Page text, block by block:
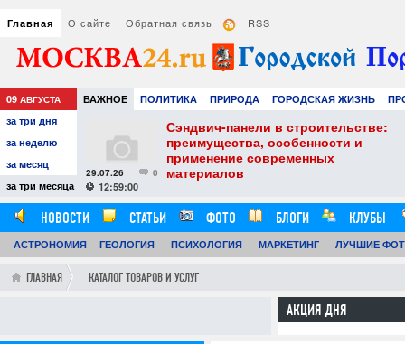
Главная О сайте Обратная связь RSS
09 АВГУСТА ВАЖНОЕ ПОЛИТИКА ПРИРОДА ГОРОДСКАЯ ЖИЗНЬ
ТЕХНОЛОГИИ
за три дня
за неделю
за месяц
за три месяца
советы для
0
29.07.26
12:59:00
Сэндвич-панели в строительстве:
преимущества, особенности и
применение современных
материалов
НОВОСТИ СТАТЬИ ФОТО БЛОГИ
КЛУБЫ
ОБЗОРЫ
ВИДЕОРЕПОРТАЖИ
АСТРОНОМИЯ ГЕОЛОГИЯ ПСИХОЛОГИЯ МАРКЕТИНГ ЛУЧШИЕ
ГЛАВНАЯ КАТАЛОГ ТОВАРОВ И УСЛУГ
АКЦИЯ ДНЯ